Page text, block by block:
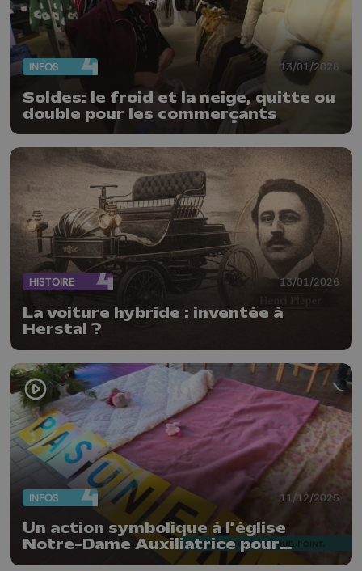
INFOS 13/01/2026
Soldes: le froid et la neige, quitte ou
double pour les commerçants
HISTOIRE 13/01/2026
La voiture hybride : inventée à
Herstal ?
INFOS 11/12/2025
Un action symbolique à l’église
Notre-Dame Auxiliatrice pour
interpeller les autorités